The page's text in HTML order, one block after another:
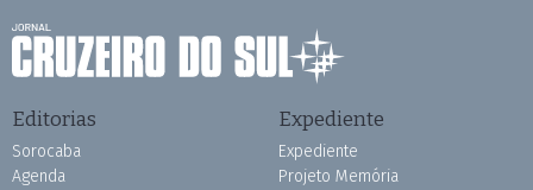
Editorias
Sorocaba
Agenda
Expediente
Expediente
Projeto Memória